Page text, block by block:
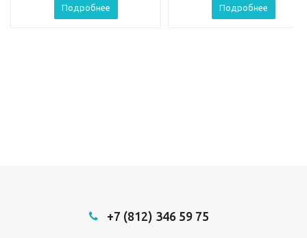
Подробнее Подробнее
+7 (812) 346 59 75